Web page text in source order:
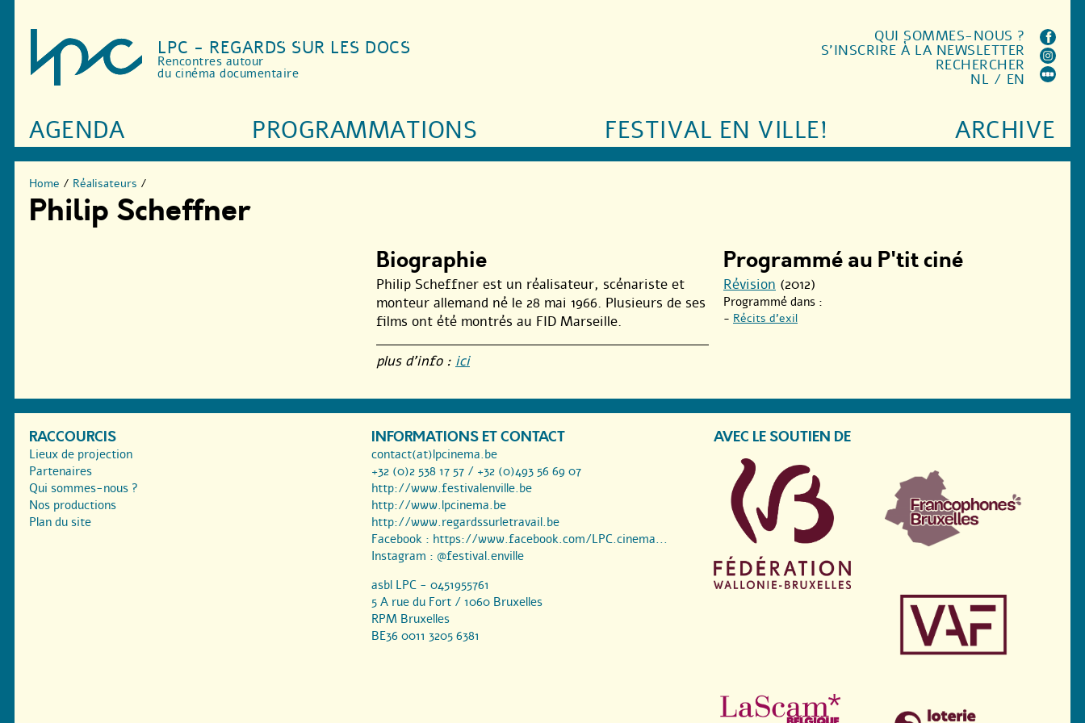
LPC - REGARDS SUR LES DOCS
Rencontres autour
du cinéma documentaire
AGENDA PROGRAMMATIONS FESTIVAL EN VILLE! ARCHIVE
QUI SOMMES-NOUS ?
S'INSCRIRE À LA NEWSLETTER
RECHERCHER
NL / EN
Home / Réalisateurs /
Philip Scheffner
Biographie
Philip Scheffner est un réalisateur, scénariste et
monteur allemand né le 28 mai 1966. Plusieurs de ses
films ont été montrés au FID Marseille.
plus d’info : ici
Programmé au P'tit ciné
Révision (2012)
Programmé dans :
- Récits d’exil
RACCOURCIS
Lieux de projection
Partenaires
Qui sommes-nous ?
Nos productions
Plan du site
INFORMATIONS ET CONTACT
contact(at)lpcinema.be
+32 (0)2 538 17 57 / +32 (0)493 56 69 07
http://www.festivalenville.be
http://www.lpcinema.be
http://www.regardssurletravail.be
Facebook : https://www.facebook.com/LPC.cinema...
Instagram : @festival.enville
asbl LPC - 0451955761
5 A rue du Fort / 1060 Bruxelles
RPM Bruxelles
BE36 0011 3205 6381
AVEC LE SOUTIEN DE